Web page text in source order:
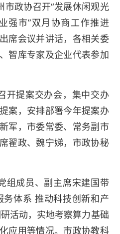
市政协召开“发展休闲观光
强市”双月协商工作推进
席会议并讲话，各相关委
智库专家及企业代表参加
开提案交办会，集中交办
案，安排部署今年提案办
军，市委常委、常务副市
翟政、魏宁娣，市政协秘
组成员、副主席宋建国带
务体系 推动科技创新和产
活动，实地考察算力基础
应用等情况。市政协教科